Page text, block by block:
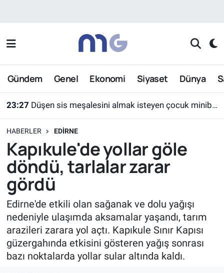
Gündem Genel Ekonomi Siyaset Dünya
23:27 Düşen sis meşalesini almak isteyen çocuk minibüsün altında kaldı
HABERLER EDIRNE
Kapıkule'de yollar göle
döndü, tarlalar zarar
gördü
Edirne'de etkili olan sağanak ve dolu yağışı
nedeniyle ulaşımda aksamalar yaşandı, tarım
arazileri zarara yol açtı. Kapıkule Sınır Kapısı
güzergahında etkisini gösteren yağış sonrası
bazı noktalarda yollar sular altında kaldı.
Nöbetçi Eczaneler
Hava Durumu
Süper Lig Puan Durumu ve Fikstür
Tüm Manşetler
Son Dakika Haberleri
Haber Arşivi